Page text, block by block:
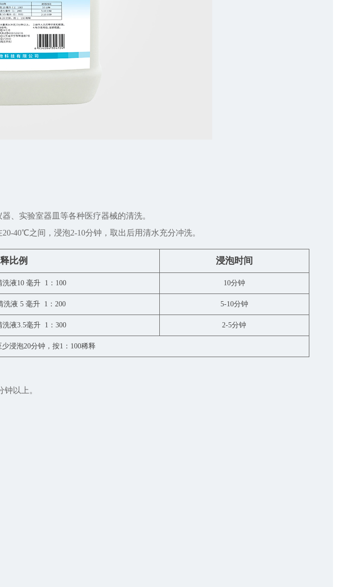
、实验室器皿等各种医疗器械的清洗。
40℃之间，浸泡2-10分钟，取出后用清水充分冲洗。
比例 浸泡时间
洗液10 毫升 1：100 10分钟
洗液 5 毫升 1：200 5-10分钟
洗液3.5毫升 1：300 2-5分钟
浸泡20分钟，按1：100稀释
以上。